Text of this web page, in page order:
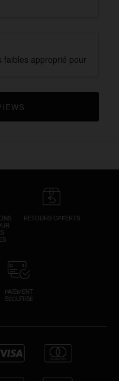
faibles approprié pour
TO GO TO ALL REVIEWS
RETOURS OFFERTS
PAIEMENT
SÉCURISÉ